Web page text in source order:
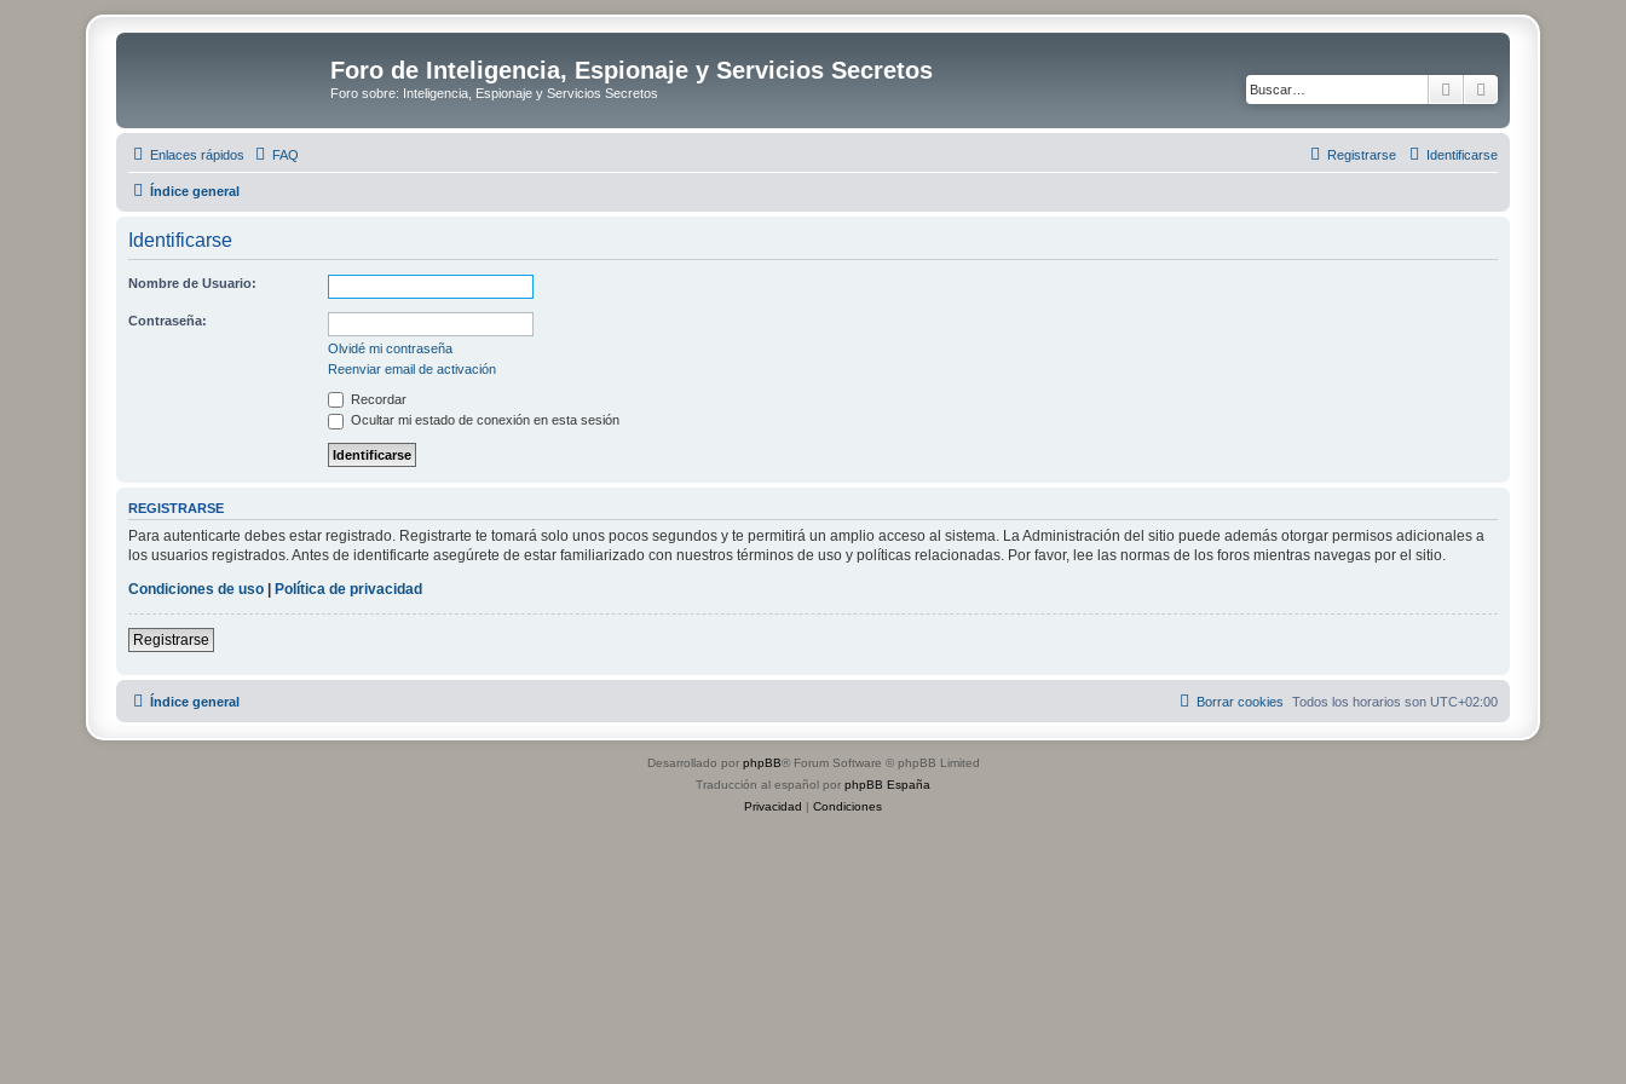
Foro de Inteligencia, Espionaje y Servicios Secretos
Foro sobre: Inteligencia, Espionaje y Servicios Secretos Buscar
Enlaces rápidos FAQ Identificarse
Registrarse
Índice general
Identificarse
Nombre de Usuario:
Contraseña:
Olvidé mi contraseña
Reenviar email de activación
Recordar
Ocultar mi estado de conexión en esta sesión
REGISTRARSE
Para autenticarte debes estar registrado. Registrarte te tomará solo unos pocos segundos y te permitirá un amplio acceso al sistema. La Administración del sitio puede además otorgar permisos adicionales a
los usuarios registrados. Antes de identificarte asegúrete de estar familiarizado con nuestros términos de uso y políticas relacionadas. Por favor, lee las normas de los foros mientras navegas por el sitio.
Condiciones de uso
Política de privacidad
Registrarse
Índice general Todos los horarios son UTC+02:00
Borrar cookies
Desarrollado por phpBB® Forum Software © phpBB Limited
Traducción al español por phpBB España
Privacidad | Condiciones